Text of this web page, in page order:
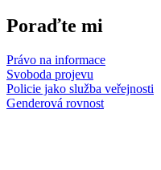
Poraďte mi
Právo na informace
Svoboda projevu
Policie jako služba veřejnosti
Genderová rovnost